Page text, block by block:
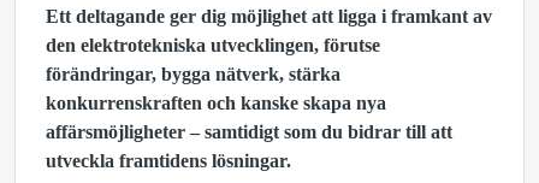
Ett deltagande ger dig möjlighet att ligga i framkant av
den elektrotekniska utvecklingen, förutse
förändringar, bygga nätverk, stärka
konkurrenskraften och kanske skapa nya
affärsmöjligheter – samtidigt som du bidrar till att
utveckla framtidens lösningar.